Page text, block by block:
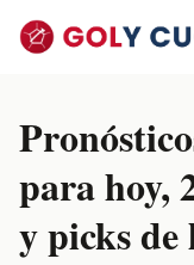
para hoy,
y picks